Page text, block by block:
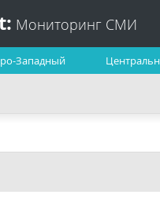
Мониторинг СМИ
Западный